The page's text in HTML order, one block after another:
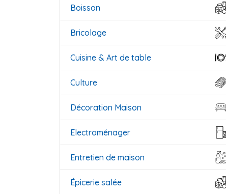
Boisson
Bricolage
Cuisine & Art de table
Culture
Décoration Maison
Electroménager
Entretien de maison
Épicerie salée